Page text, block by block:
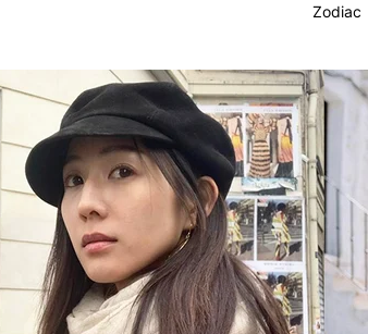
Zodiac